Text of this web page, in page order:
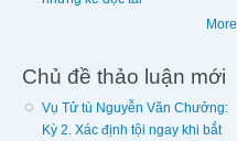
More
Chủ đề thảo luận mới
Vụ Tử tù Nguyễn Văn Chưởng:
Kỳ 2. Xác định tội ngay khi bắt